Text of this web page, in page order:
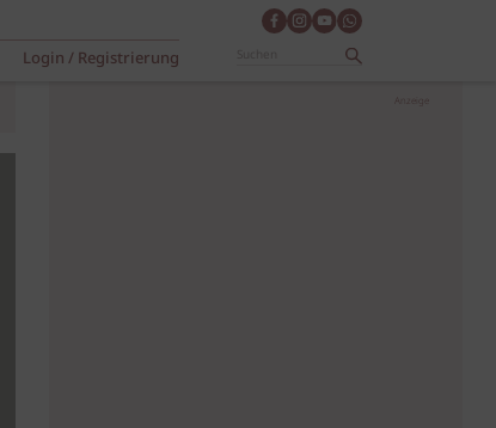
Login / Registrierung
Anzeige